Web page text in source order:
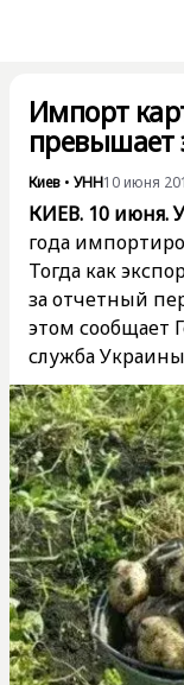
Импорт
превышает
Киев • УНН10 июня
КИЕВ. 10 июня.
года
Тогда как
за отчетный
этом сообщает
служба